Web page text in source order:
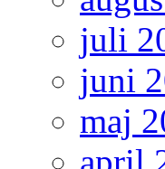
juli
juni
maj
april